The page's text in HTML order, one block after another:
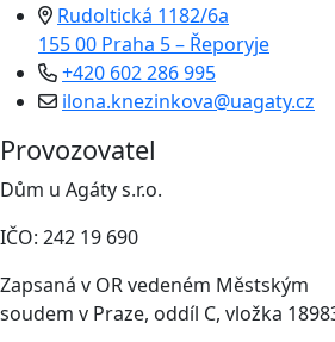
Rudoltická 1182/6a
155 00 Praha 5 – Řeporyje
+420 602 286 995
ilona.knezinkova@uagaty.cz
Provozovatel
Dům u Agáty s.r.o.
IČO: 242 19 690
Zapsaná v OR vedeném Městským
soudem v Praze, oddíl C, vložka